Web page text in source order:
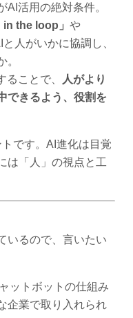
AI活用の絶対条件。
in the loop」 や
人がいかに協調し、
ことで、
人がより
できるよう、役割を
です。AI進化は目覚
は「人」の視点と工
いるので、言いたい
ットボットの仕組み
企業で取り入れられ